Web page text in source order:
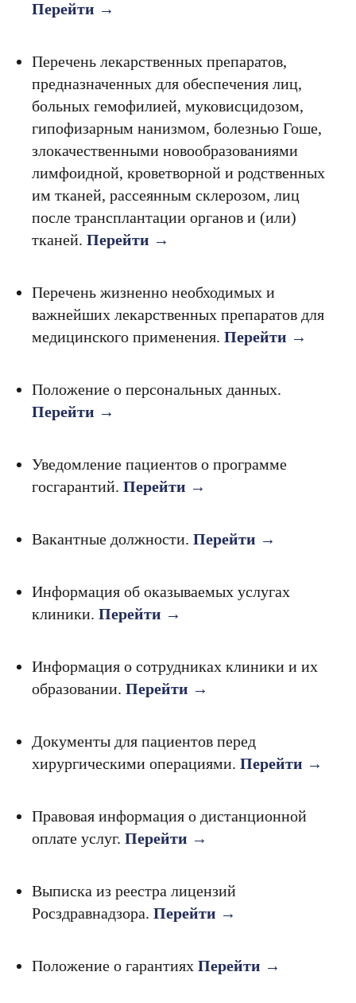
Перейти →
Перечень лекарственных препаратов,
предназначенных для обеспечения лиц,
больных гемофилией, муковисцидозом,
гипофизарным нанизмом, болезнью Гоше,
злокачественными новообразованиями
лимфоидной, кроветворной и родственных
им тканей, рассеянным склерозом, лиц
после трансплантации органов и (или)
тканей. Перейти →
Перечень жизненно необходимых и
важнейших лекарственных препаратов для
медицинского применения. Перейти →
Положение о персональных данных.
Перейти →
Уведомление пациентов о программе
госгарантий. Перейти →
Вакантные должности. Перейти →
Информация об оказываемых услугах
клиники. Перейти →
Информация о сотрудниках клиники и их
образовании. Перейти →
Документы для пациентов перед
хирургическими операциями. Перейти →
Правовая информация о дистанционной
оплате услуг. Перейти →
Выписка из реестра лицензий
Росздравнадзора. Перейти →
Положение о гарантиях Перейти →